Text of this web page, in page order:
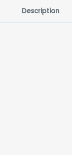
Description